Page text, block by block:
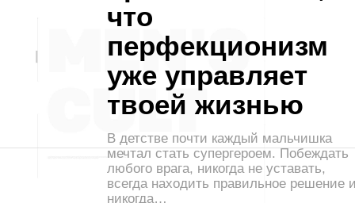
что
перфекционизм
уже управляет
твоей жизнью
В детстве почти каждый мальчишка
мечтал стать супергероем. Побеждать
любого врага, никогда не уставать,
всегда находить правильное решение
никогда…